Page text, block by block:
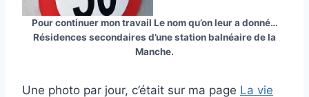
Pour continuer mon travail Le nom qu’on leur a donné…
Résidences secondaires d’une station balnéaire de la
Manche.
Une photo par jour, c’était sur ma page La vie